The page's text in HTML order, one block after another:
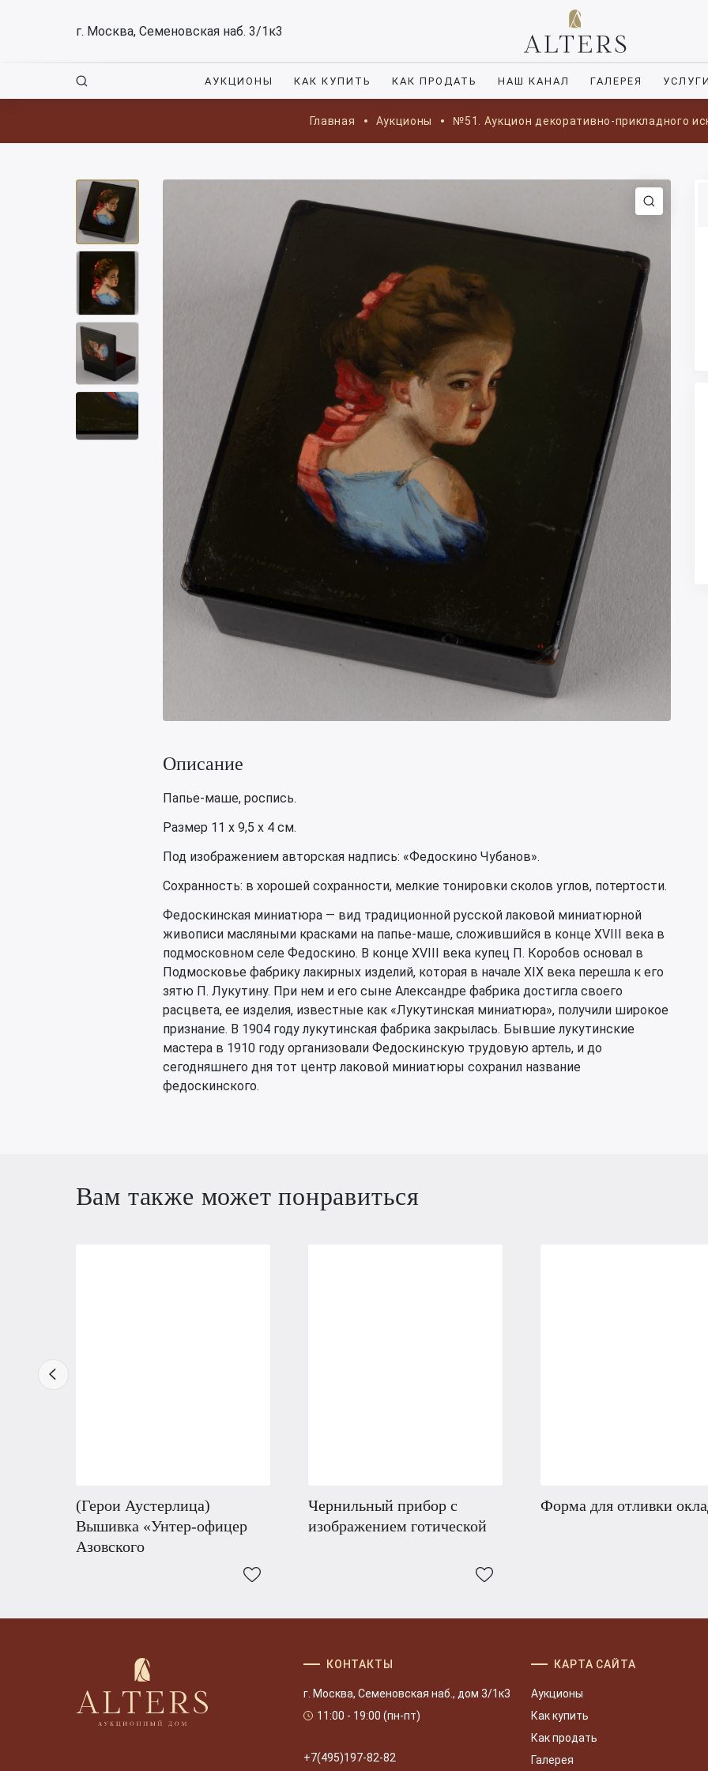
г. Москва, Семеновская наб. 3/1к3
АУКЦИОНЫ КАК КУПИТЬ КАК ПРОДАТЬ НАШ КАНАЛ ГАЛЕРЕЯ
Главная Аукционы №51. Аукцион декоративно-прикладного
Описание
Папье-маше, роспись.
Размер 11 х 9,5 х 4 см.
Под изображением авторская надпись: «Федоскино Чубанов».
Сохранность: в хорошей сохранности, мелкие тонировки сколов углов, потертости.
Федоскинская миниатюра — вид традиционной русской лаковой миниатюрной
живописи масляными красками на папье-маше, сложившийся в конце XVIII века в
подмосковном селе Федоскино. В конце XVIII века купец П. Коробов основал в
Подмосковье фабрику лакирных изделий, которая в начале XIX века перешла к его
зятю П. Лукутину. При нем и его сыне Александре фабрика достигла своего
расцвета, ее изделия, известные как «Лукутинская миниатюра», получили широкое
признание. В 1904 году лукутинская фабрика закрылась. Бывшие лукутинские
мастера в 1910 году организовали Федоскинскую трудовую артель, и до
сегодняшнего дня тот центр лаковой миниатюры сохранил название
федоскинского.
Вам также может понравиться
(Герои Аустерлица)
Вышивка «Унтер-офицер
Азовского
Чернильный прибор с
изображением готической
Форма для отливки
КОНТАКТЫ
г. Москва, Семеновская наб., дом 3/1к3
11:00 - 19:00 (пн-пт)
+7(495)197-82-82
КАРТА САЙТА
Аукционы
Как купить
Как продать
Галерея